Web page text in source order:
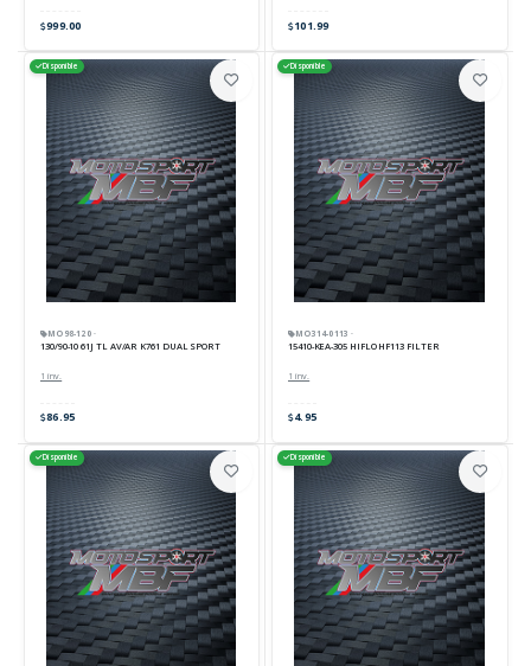
999.00 101.99
Disponible
MO98-120 ·
130/90-10 61J TL AV/AR K761 DUAL SPORT
1 inv.
86.95
Disponible
MO314-0113 ·
15410-KEA-305 HIFLO HF113 FILTER
1 inv.
4.95
Disponible Disponible